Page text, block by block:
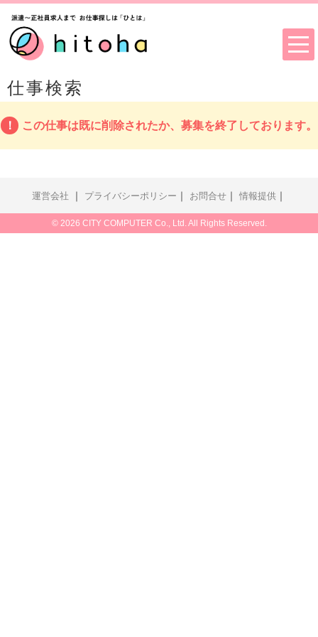
仕事検索
この仕事は既に削除されたか、募集を終了しております。
運営会社 ｜ プライバシーポリシー ｜ お問合せ ｜ 情報提供 ｜
© 2026 CITY COMPUTER Co., Ltd. All Rights Reserved.